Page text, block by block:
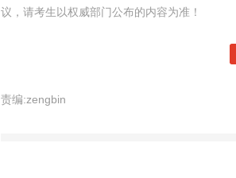
议，请考生以权威部门公布的内容为准！
责编:zengbin